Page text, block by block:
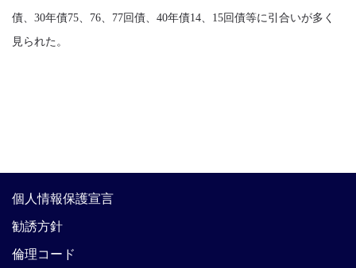
債、30年債75、76、77回債、40年債14、15回債等に引合いが多く
見られた。
個人情報保護宣言
勧誘方針
倫理コード